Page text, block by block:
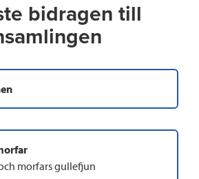
bidragen till
morfars gullefjun